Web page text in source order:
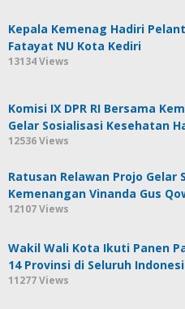
Kepala Kemenag Hadiri
Fatayat NU Kota Kediri
13134 Views
Komisi IX DPR RI Bersama
Gelar Sosialisasi Kesehatan
12536 Views
Ratusan Relawan Projo Gelar
Kemenangan Vinanda Gus
12107 Views
Wakil Wali Kota Ikuti Panen
14 Provinsi di Seluruh
11277 Views